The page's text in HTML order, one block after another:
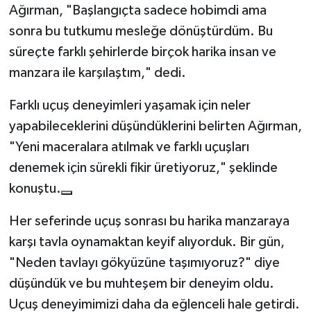
Ağırman, "Başlangıçta sadece hobimdi ama
sonra bu tutkumu mesleğe dönüştürdüm. Bu
süreçte farklı şehirlerde birçok harika insan ve
manzara ile karşılaştım," dedi.
Farklı uçuş deneyimleri yaşamak için neler
yapabileceklerini düşündüklerini belirten Ağırman,
"Yeni maceralara atılmak ve farklı uçuşları
denemek için sürekli fikir üretiyoruz," şeklinde
konuştu.
Her seferinde uçuş sonrası bu harika manzaraya
karşı tavla oynamaktan keyif alıyorduk. Bir gün,
"Neden tavlayı gökyüzüne taşımıyoruz?" diye
düşündük ve bu muhteşem bir deneyim oldu.
Uçuş deneyimimizi daha da eğlenceli hale getirdi.